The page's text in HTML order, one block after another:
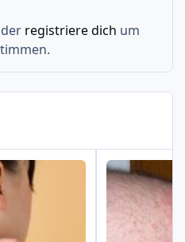
registriere dich um
FolieFolie
an der Hand